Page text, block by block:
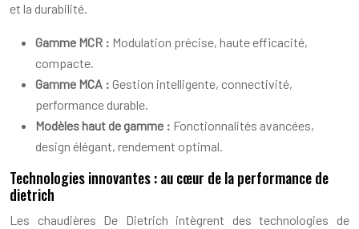
et la durabilité.
Gamme MCR : Modulation précise, haute efficacité,
compacte.
Gamme MCA : Gestion intelligente, connectivité,
performance durable.
Modèles haut de gamme : Fonctionnalités avancées,
design élégant, rendement optimal.
Technologies innovantes : au cœur de la performance de
dietrich
Les chaudières De Dietrich intègrent des technologies de